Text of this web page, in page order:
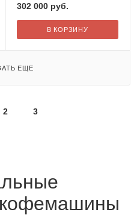
302 000руб.
В КОРЗИНУ
ЕЩЕ
2 3
кофемашины